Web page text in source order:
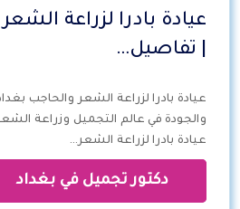
عيادة بادرا لزراعة
| تفاصيل…
عيادة بادرا لزراعة الشعر والحاجب
والجودة في عالم التجميل وزراعة
عيادة بادرا لزراعة الشعر…
دكتور تجميل في بغداد